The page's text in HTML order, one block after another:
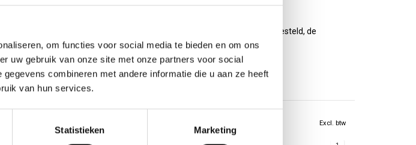
om functies voor social media te bieden en om ons
uw gebruik van onze site met onze partners voor social
combineren met andere informatie die u aan ze heeft
van hun services.
Statistieken Marketing
posters B1 formaat afgedrukt op dik 160 grams papier. Voor 14.00 uur besteld, de
dag in huis !
Excl. btw